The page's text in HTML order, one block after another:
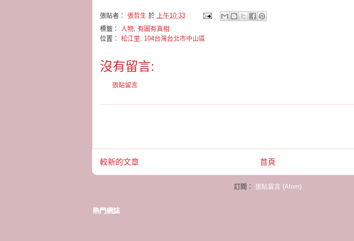
張貼者： 張哲生 於
上午10:33
標籤： 人物, 有圖有真相
位置： 松江里, 104台灣台北市中山區
沒有留言:
張貼留言
較新的文章 首頁
訂閱： 張貼留言 (Atom)
熱門網誌